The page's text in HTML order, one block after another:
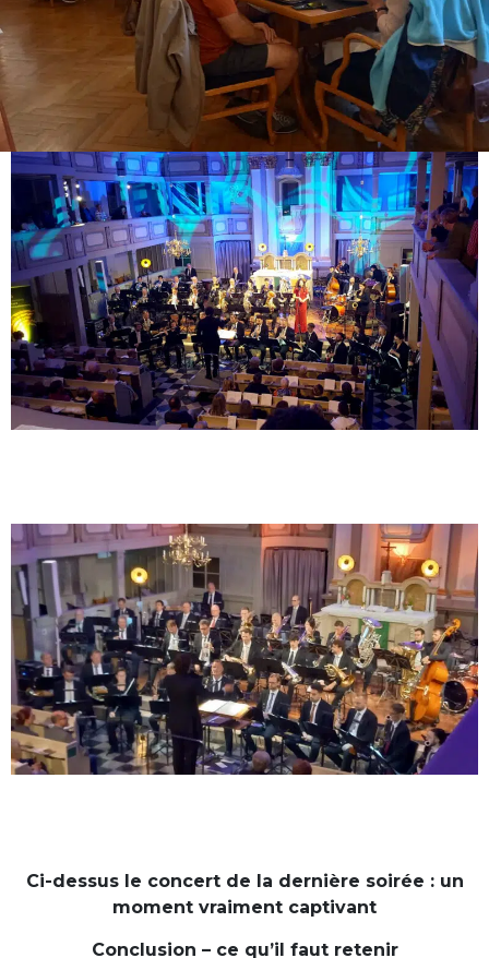
Ci-dessus le concert de la dernière soirée : un
moment vraiment captivant
Conclusion – ce qu’il faut retenir